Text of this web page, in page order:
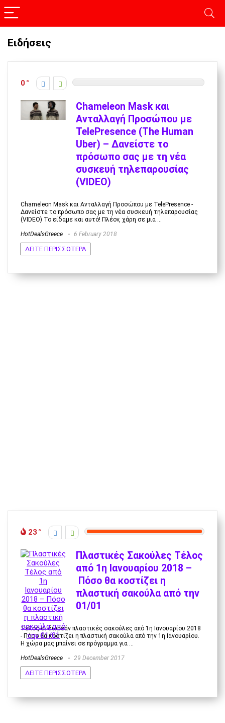
Ειδήσεις
0
Chameleon Mask και
Ανταλλαγή Προσώπου με
TelePresence (The Human
Uber) – Δανείστε το
πρόσωπο σας με τη νέα
συσκευή τηλεπαρουσίας
(VIDEO)
Chameleon Mask και Ανταλλαγή Προσώπου με TelePresence -
Δανείστε το πρόσωπο σας με τη νέα συσκευή τηλεπαρουσίας
(VIDEO) To είδαμε και αυτό! Πλέον, χάρη σε μια ...
HotDealsGreece 6 February 2018
ΔΕΙΤΕ ΠΕΡΙΣΣΟΤΕΡΑ
23
Πλαστικές Σακούλες Τέλος
από 1η Ιανουαρίου 2018 –
Πόσο θα κοστίζει η
πλαστική σακούλα από την
01/01
Τέλος οι δωρεάν πλαστικές σακούλες από 1η Ιανουαρίου 2018
- Πόσο θα κοστίζει η πλαστική σακούλα από την 1η Ιανουαρίου.
Η χώρα μας μπαίνει σε πρόγραμμα για ...
HotDealsGreece 29 December 2017
ΔΕΙΤΕ ΠΕΡΙΣΣΟΤΕΡΑ